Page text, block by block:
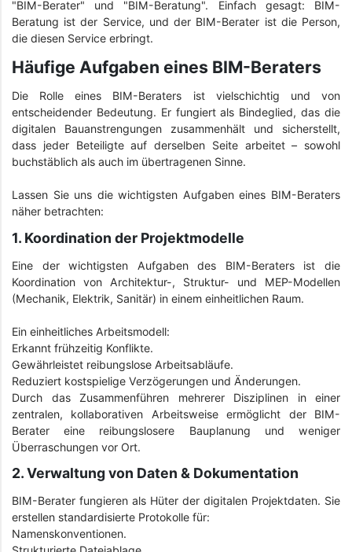
"BIM-Berater" und "BIM-Beratung". Einfach gesagt: BIM-
Beratung ist der Service, und der BIM-Berater ist die Person,
die diesen Service erbringt.
Häufige Aufgaben eines BIM-Beraters
Die Rolle eines BIM-Beraters ist vielschichtig und von
entscheidender Bedeutung. Er fungiert als Bindeglied, das die
digitalen Bauanstrengungen zusammenhält und sicherstellt,
dass jeder Beteiligte auf derselben Seite arbeitet – sowohl
buchstäblich als auch im übertragenen Sinne.
Lassen Sie uns die wichtigsten Aufgaben eines BIM-Beraters
näher betrachten:
1. Koordination der Projektmodelle
Eine der wichtigsten Aufgaben des BIM-Beraters ist die
Koordination von Architektur-, Struktur- und MEP-Modellen
(Mechanik, Elektrik, Sanitär) in einem einheitlichen Raum.
Ein einheitliches Arbeitsmodell:
Erkannt frühzeitig Konflikte.
Gewährleistet reibungslose Arbeitsabläufe.
Reduziert kostspielige Verzögerungen und Änderungen.
Durch das Zusammenführen mehrerer Disziplinen in einer
zentralen, kollaborativen Arbeitsweise ermöglicht der BIM-
Berater eine reibungslosere Bauplanung und weniger
Überraschungen vor Ort.
2. Verwaltung von Daten & Dokumentation
BIM-Berater fungieren als Hüter der digitalen Projektdaten. Sie
erstellen standardisierte Protokolle für:
Namenskonventionen.